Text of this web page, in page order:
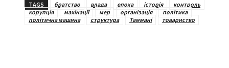
TAGS братство влада епоха історія
контроль
корупція
махінації мер організація
політика
політична машина
структура Таммані товариство